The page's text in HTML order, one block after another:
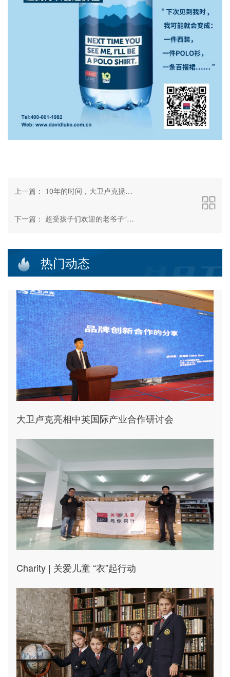
上一篇： 10年的时间，大卫卢克拯救了3亿个塑料瓶！
下一篇： 超受孩子们欢迎的老爷子“又双叕”来了
热门动态
大卫卢克亮相中英国际产业合作研讨会
Charity | 关爱儿童 “衣”起行动